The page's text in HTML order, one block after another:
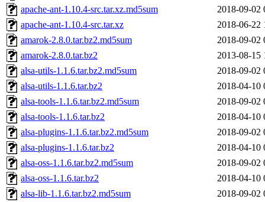
apache-ant-1.10.4-src.tar.xz.md5sum
2018-09-02
apache-ant-1.10.4-src.tar.xz
2018-06-22
amarok-2.8.0.tar.bz2.md5sum
2018-09-02
amarok-2.8.0.tar.bz2
2013-08-15
alsa-utils-1.1.6.tar.bz2.md5sum
2018-09-02
alsa-utils-1.1.6.tar.bz2
2018-04-10
alsa-tools-1.1.6.tar.bz2.md5sum
2018-09-02
alsa-tools-1.1.6.tar.bz2
2018-04-10
alsa-plugins-1.1.6.tar.bz2.md5sum
2018-09-02
alsa-plugins-1.1.6.tar.bz2
2018-04-10
alsa-oss-1.1.6.tar.bz2.md5sum
2018-09-02
alsa-oss-1.1.6.tar.bz2
2018-04-10
alsa-lib-1.1.6.tar.bz2.md5sum
2018-09-02